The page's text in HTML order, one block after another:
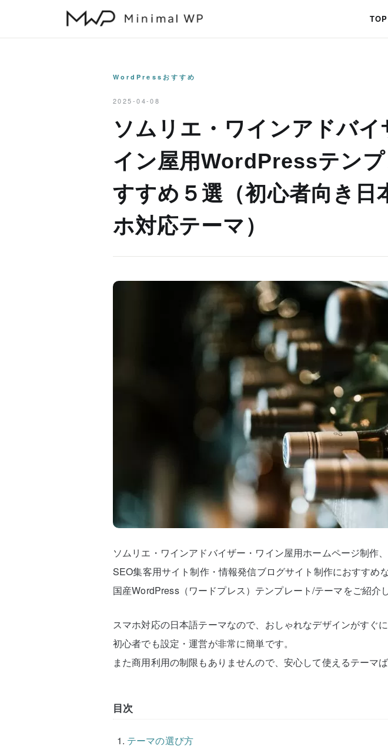
TOP
WordPressおすすめ
2025-04-08
ソムリエ・ワインアドバイ
イン屋用WordPressテン
すすめ５選（初心者向き日
ホ対応テーマ）
ソムリエ・ワインアドバイザー・ワイン屋用ホームページ制作、
SEO集客用サイト制作・情報発信ブログサイト制作におすすめな
国産WordPress（ワードプレス）テンプレート/テーマをご紹介し
スマホ対応の日本語テーマなので、おしゃれなデザインがすぐに
初心者でも設定・運営が非常に簡単です。
また商用利用の制限もありませんので、安心して使えるテーマば
目次
テーマの選び方